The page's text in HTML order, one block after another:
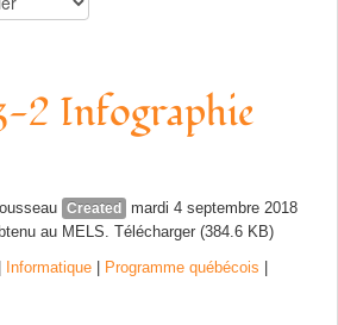
Infographie
Created
mardi 4 septembre 2018
au MELS. Télécharger (384.6 KB)
Informatique Programme québécois